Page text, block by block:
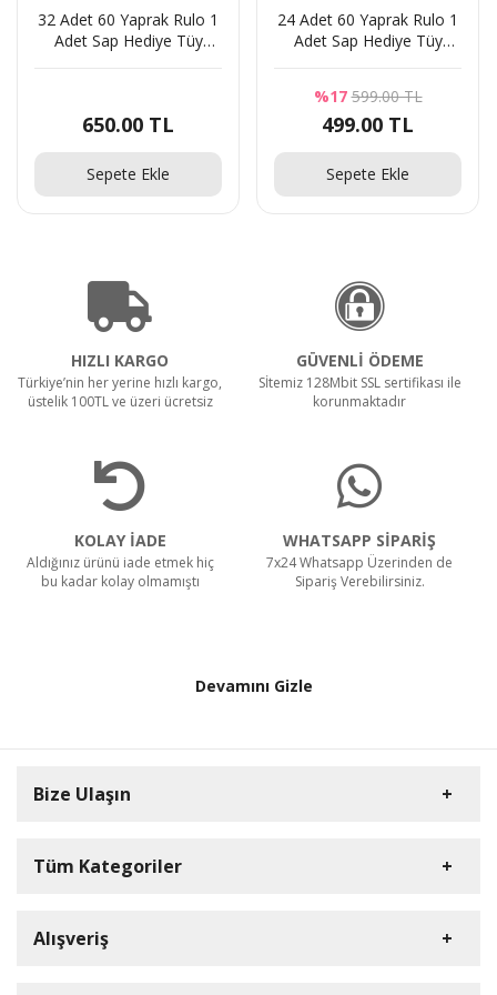
3 Parça Manikür ve Pedikür Seti Askılı Makaron
279.00 TL
32 Adet 60 Yaprak Rulo 1
Adet Sap Hediye Tüy
650.00 TL
Sepete Ekle
24 Adet 60 Yaprak Rulo 1
Adet Sap Hediye Tüy
%17 599.00 TL
499.00 TL
Sepete Ekle
HIZLI KARGO
Türkiye’nin her yerine hızlı kargo,
üstelik 100TL ve üzeri ücretsiz
GÜVENLİ ÖDEME
Sİtemiz 128Mbit SSL sertifikası ile
korunmaktadır
KOLAY İADE
Aldığınız ürünü iade etmek hiç
bu kadar kolay olmamıştı
WHATSAPP SİPARİŞ
7x24 Whatsapp Üzerinden de
Sipariş Verebilirsiniz.
Devamını Gizle
Bize Ulaşın
Müşteri Hizmetleri
Tüm Kategoriler
Elektronik
Alışveriş